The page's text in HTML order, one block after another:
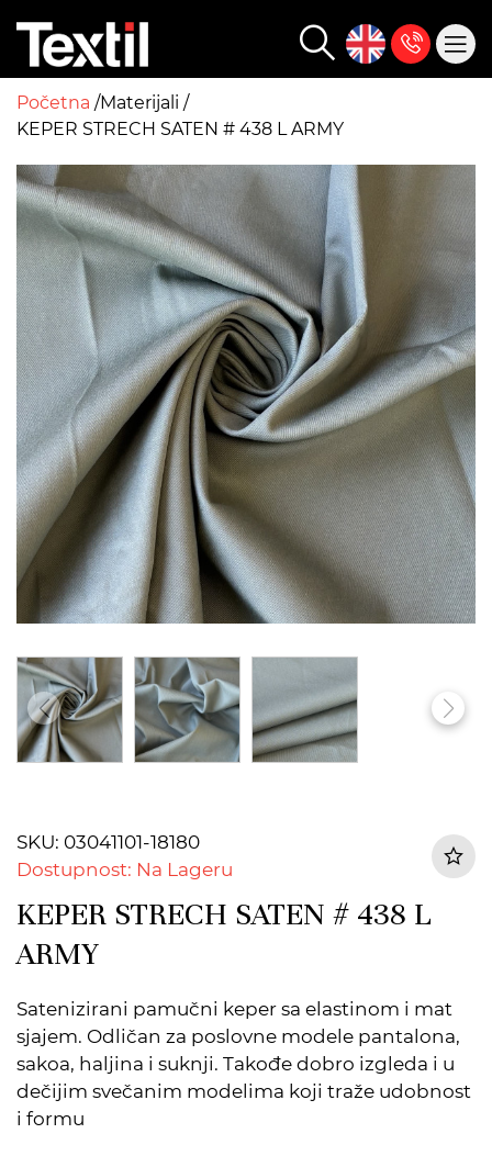
Početna Materijali
KEPER STRECH SATEN # 438 L ARMY
SKU: 03041101-18180
Dostupnost: Na Lageru
KEPER STRECH SATEN # 438 L
ARMY
Satenizirani pamučni keper sa elastinom i mat
sjajem. Odličan za poslovne modele pantalona,
sakoa, haljina i suknji. Takođe dobro izgleda i u
dečijim svečanim modelima koji traže udobnost
i formu